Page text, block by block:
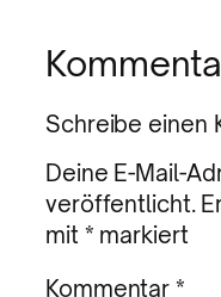
Schreibe einen
Deine E-Mail-
veröffentlicht.
mit * markiert
Kommentar*